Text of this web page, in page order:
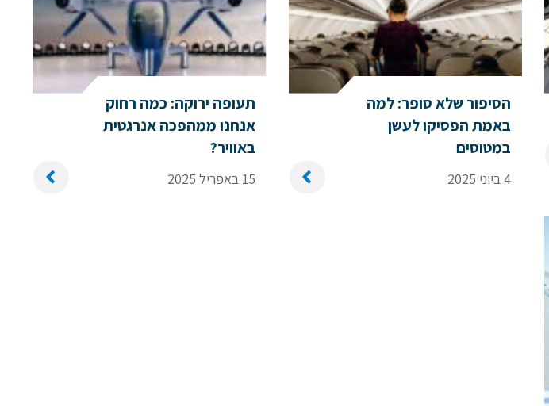
הסיפור שלא סופר: למה
באמת הפסיקו לעשן
במטוסים
4 ביוני 2025
תעופה ירוקה: כמה רחוק
אנחנו ממהפכה אנרגטית
באוויר?
15 באפריל 2025
שם פרטי שם משפחה
הערות ושאלות